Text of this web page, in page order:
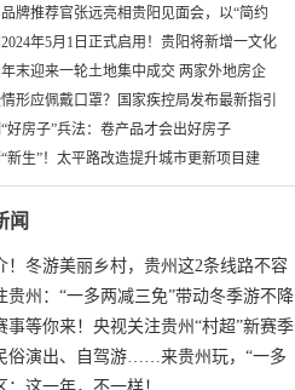
牌推荐官张远亮相贵阳见面会，以“简约
年5月1日正式启用！贵阳将新增一文化
末迎来一轮土地集中成交 两家外地房企
形应佩戴口罩？国家疾控局发布最新指引
好房子”兵法：卷产品才会出好房子
新生”！太平路改造提升城市更新项目建
闻
！冬游美丽乡村，贵州这2条线路不容
贵州：“一多两减三免”带动冬季游不降
事等你来！央视关注贵州“村超”新赛季
”
俗演出、自驾游……来贵州玩，“一多